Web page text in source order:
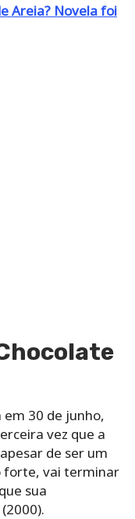
Areia? Novela foi
30 de junho,
vez que a
de ser um
forte, vai terminar
sua